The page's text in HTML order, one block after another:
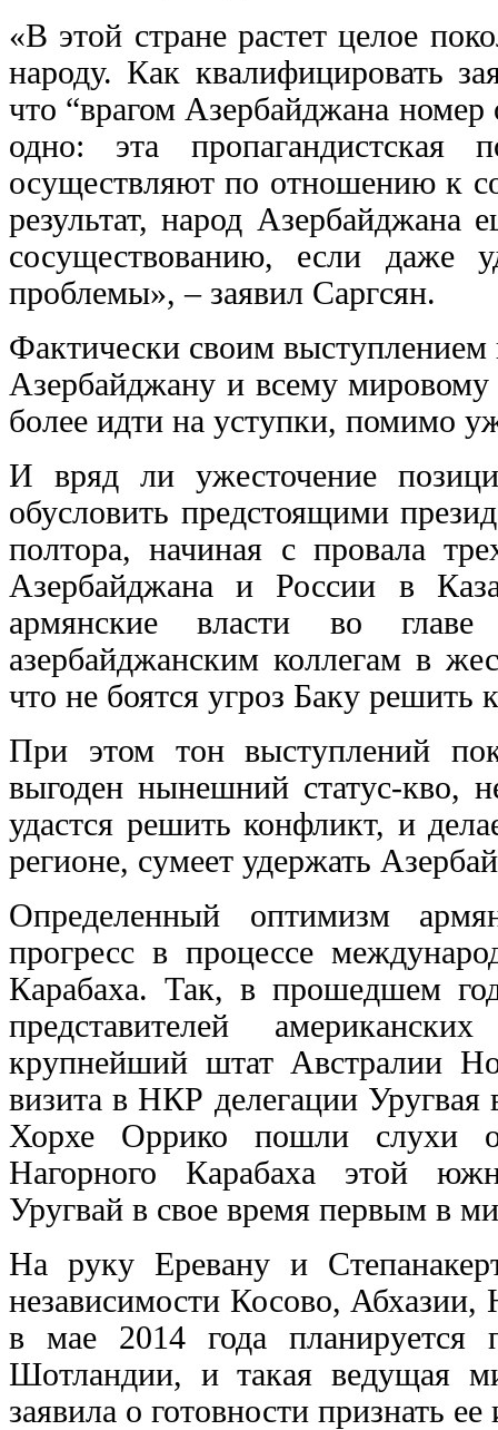
«В этой стране растет целое
народу. Как квалифицировать
что “врагом Азербайджана
одно: эта пропагандистская
осуществляют по отношению к
результат, народ Азербайджана
сосуществованию, если даже
проблемы», – заявил Саргсян.
Фактически своим выступлением
Азербайджану и всему
более идти на уступки, помимо
И вряд ли ужесточение
обусловить предстоящими
полтора, начиная с провала
Азербайджана и России в
армянские власти во
азербайджанским коллегам в
что не боятся угроз Баку
При этом тон выступлений
выгоден нынешний статус-кво,
удастся решить конфликт, и
регионе, сумеет удержать
Определенный оптимизм
прогресс в процессе
Карабаха. Так, в прошедшем
представителей
крупнейший штат Австралии
визита в НКР делегации Уругвая
Хорхе Оррико пошли слухи о
Нагорного Карабаха этой
Уругвай в свое время первым в
На руку Еревану и
независимости Косово,
в мае 2014 года планируется
Шотландии, и такая ведущая
заявила о готовности признать ее